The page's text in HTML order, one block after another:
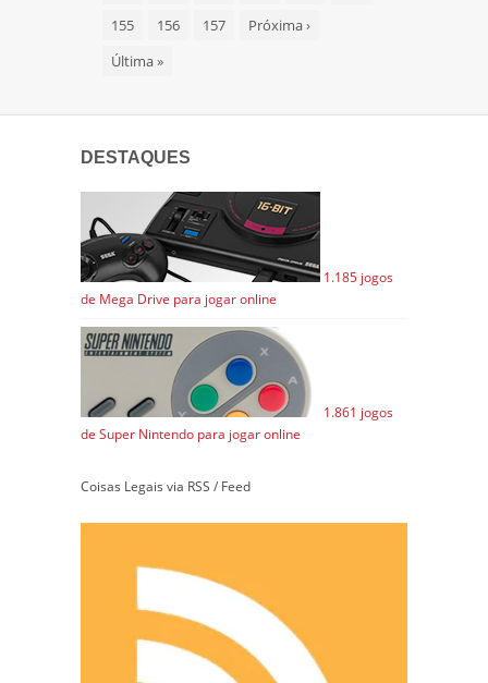
155
156 157 Próxima›
Última»
DESTAQUES
1.185 jogos
de Mega Drive para jogar online
1.861 jogos
de Super Nintendo para jogar online
Coisas Legais via RSS / Feed